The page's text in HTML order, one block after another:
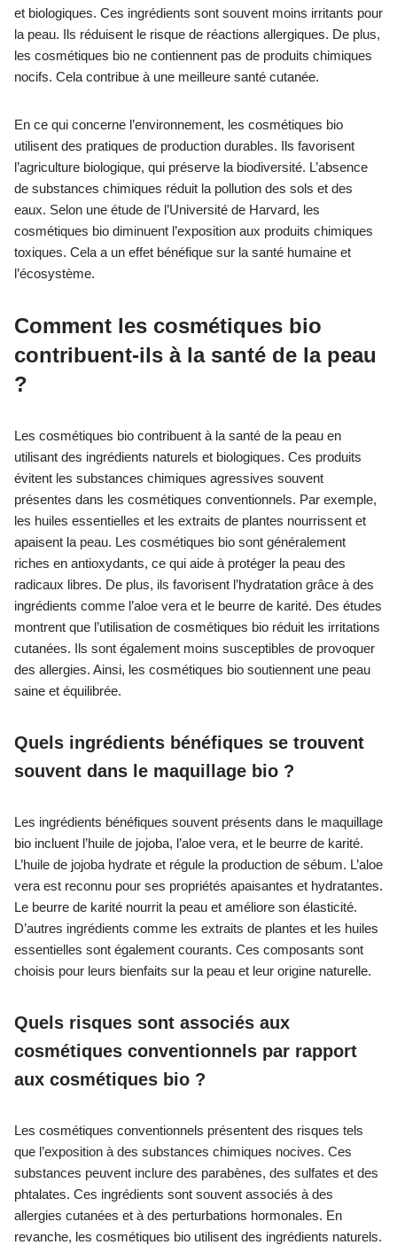
et biologiques. Ces ingrédients sont souvent moins irritants pour
la peau. Ils réduisent le risque de réactions allergiques. De plus,
les cosmétiques bio ne contiennent pas de produits chimiques
nocifs. Cela contribue à une meilleure santé cutanée.
En ce qui concerne l’environnement, les cosmétiques bio
utilisent des pratiques de production durables. Ils favorisent
l’agriculture biologique, qui préserve la biodiversité. L’absence
de substances chimiques réduit la pollution des sols et des
eaux. Selon une étude de l’Université de Harvard, les
cosmétiques bio diminuent l’exposition aux produits chimiques
toxiques. Cela a un effet bénéfique sur la santé humaine et
l’écosystème.
Comment les cosmétiques bio
contribuent-ils à la santé de la peau
?
Les cosmétiques bio contribuent à la santé de la peau en
utilisant des ingrédients naturels et biologiques. Ces produits
évitent les substances chimiques agressives souvent
présentes dans les cosmétiques conventionnels. Par exemple,
les huiles essentielles et les extraits de plantes nourrissent et
apaisent la peau. Les cosmétiques bio sont généralement
riches en antioxydants, ce qui aide à protéger la peau des
radicaux libres. De plus, ils favorisent l’hydratation grâce à des
ingrédients comme l’aloe vera et le beurre de karité. Des études
montrent que l’utilisation de cosmétiques bio réduit les irritations
cutanées. Ils sont également moins susceptibles de provoquer
des allergies. Ainsi, les cosmétiques bio soutiennent une peau
saine et équilibrée.
Quels ingrédients bénéfiques se trouvent
souvent dans le maquillage bio ?
Les ingrédients bénéfiques souvent présents dans le maquillage
bio incluent l’huile de jojoba, l’aloe vera, et le beurre de karité.
L’huile de jojoba hydrate et régule la production de sébum. L’aloe
vera est reconnu pour ses propriétés apaisantes et hydratantes.
Le beurre de karité nourrit la peau et améliore son élasticité.
D’autres ingrédients comme les extraits de plantes et les huiles
essentielles sont également courants. Ces composants sont
choisis pour leurs bienfaits sur la peau et leur origine naturelle.
Quels risques sont associés aux
cosmétiques conventionnels par rapport
aux cosmétiques bio ?
Les cosmétiques conventionnels présentent des risques tels
que l’exposition à des substances chimiques nocives. Ces
substances peuvent inclure des parabènes, des sulfates et des
phtalates. Ces ingrédients sont souvent associés à des
allergies cutanées et à des perturbations hormonales. En
revanche, les cosmétiques bio utilisent des ingrédients naturels.